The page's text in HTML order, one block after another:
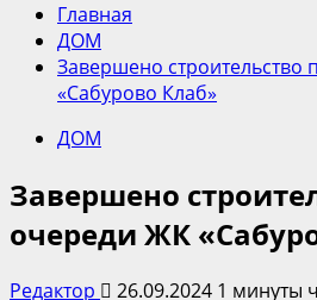
Главная
ДОМ
Завершено
«Сабурово Клаб»
ДОМ
Завершено
очереди ЖК
Редактор 26.09.2024 1 минуты